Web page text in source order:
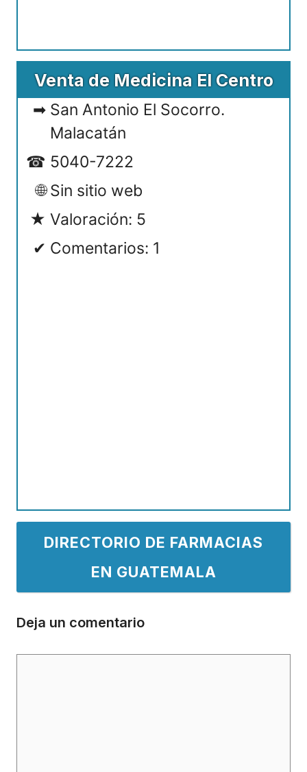
Venta de Medicina El Centro
San Antonio El Socorro.
Malacatán
5040-7222
Sin sitio web
Valoración: 5
Comentarios: 1
DIRECTORIO DE FARMACIAS
EN GUATEMALA
Deja un comentario